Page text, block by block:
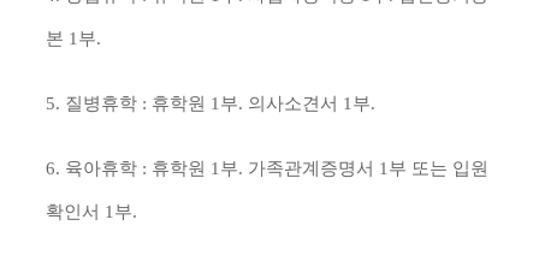
본 1부.
5. 질병휴학 : 휴학원 1부. 의사소견서 1부.
6. 육아휴학 : 휴학원 1부. 가족관계증명서 1부 또는 입원
확인서 1부.